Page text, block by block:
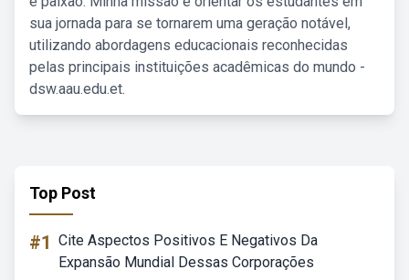
sua jornada para se tornarem uma geração notável,
utilizando abordagens educacionais reconhecidas
pelas principais instituições acadêmicas do mundo -
dsw.aau.edu.et.
Top Post
#1 Cite Aspectos Positivos E Negativos Da
Expansão Mundial Dessas Corporações